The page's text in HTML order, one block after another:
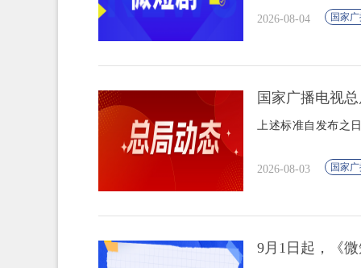
2026-08-04 国家
国家广播电视
上述标准自发布之
2026-08-03 国家
9月1日起，《